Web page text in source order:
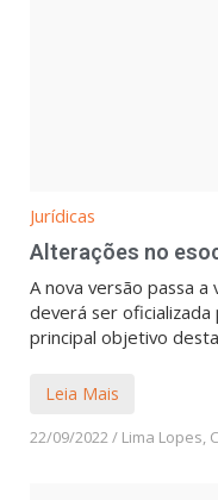
Jurídicas
Alterações no
A nova versão passa
deverá ser
principal objetivo desta
Leia Mais
22/09/2022/ Lima Lopes,